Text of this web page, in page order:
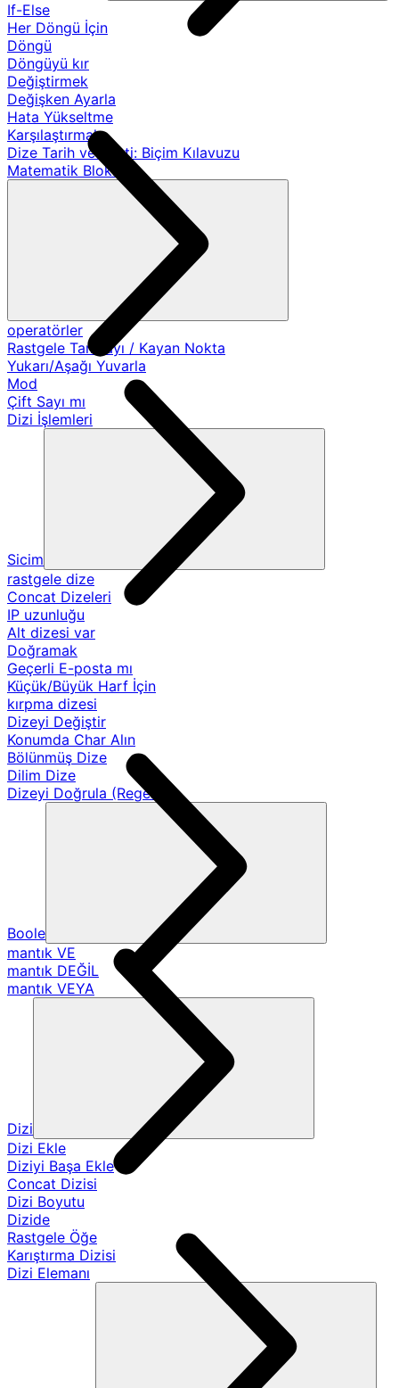
If-Else
Her Döngü İçin
Döngü
Döngüyü kır
Değiştirmek
Değişken Ayarla
Hata Yükseltme
Karşılaştırmak
Dize Tarih ve Saati: Biçim Kılavuzu
Matematik Blokları
operatörler
Rastgele Tamsayı / Kayan Nokta
Yukarı/Aşağı Yuvarla
Mod
Çift Sayı mı
Dizi İşlemleri
Sicim
rastgele dize
Concat Dizeleri
IP uzunluğu
Alt dizesi var
Doğramak
Geçerli E-posta mı
Küçük/Büyük Harf İçin
kırpma dizesi
Dizeyi Değiştir
Konumda Char Alın
Bölünmüş Dize
Dilim Dize
Dizeyi Doğrula (Regex)
Boole
mantık VE
mantık DEĞİL
mantık VEYA
Dizi
Dizi Ekle
Diziyi Başa Ekle
Concat Dizisi
Dizi Boyutu
Dizide
Rastgele Öğe
Karıştırma Dizisi
Dizi Elemanı